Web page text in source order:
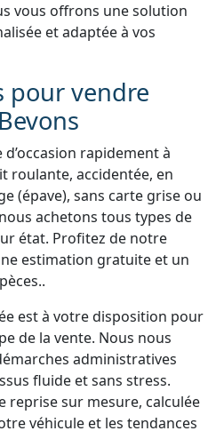
vous offrons une solution
et adaptée à vos
pour vendre
rapidement à
roulante, accidentée, en
(épave), sans carte grise ou
achetons tous types de
état. Profitez de notre
estimation gratuite et un
est à votre disposition pour
de la vente. Nous nous
administratives
fluide et sans stress.
reprise sur mesure, calculée
véhicule et les tendances